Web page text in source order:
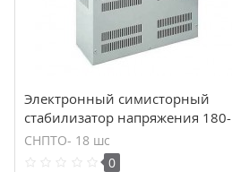
Электронный симисторный
стабилизатор напряжения 180-
305В, 18кВт Volter СНПТО- 18 шс
СНПТО- 18 шс
0